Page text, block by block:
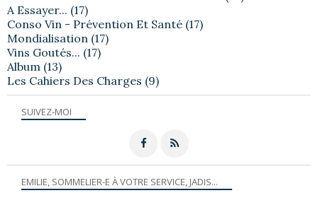
SUIVEZ-MOI
A Essayer... (17)
Conso Vin - Prévention Et Santé (17)
Mondialisation (17)
Vins Goutés... (17)
Album (13)
Les Cahiers Des Charges (9)
EMILIE, SOMMELIER-E À VOTRE SERVICE, JADIS...